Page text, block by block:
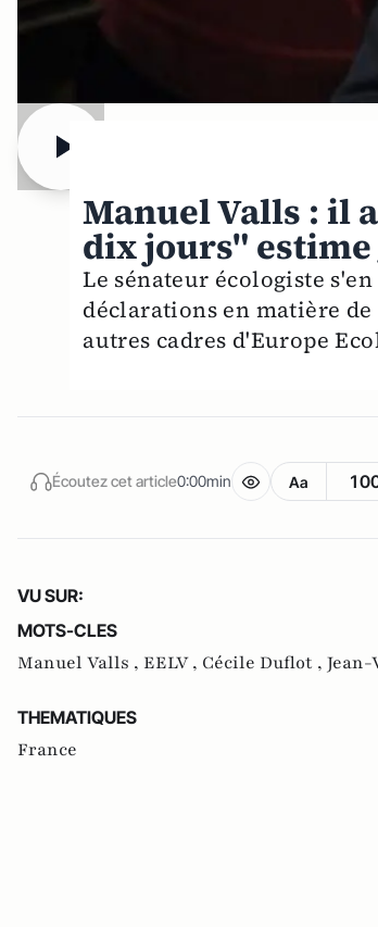
Manuel Valls : il
dix jours" estime
Le sénateur écologiste
déclarations en matière
autres cadres d'Europe
Écoutez cet article0:00min Aa
VU SUR:
MOTS-CLES
Manuel Valls , EELV , Cécile Duflot ,
THEMATIQUES
France